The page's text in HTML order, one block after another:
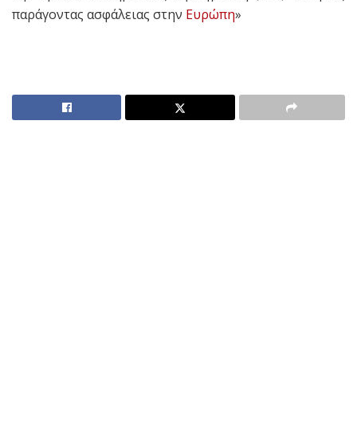
παράγοντας ασφάλειας στην Ευρώπη»